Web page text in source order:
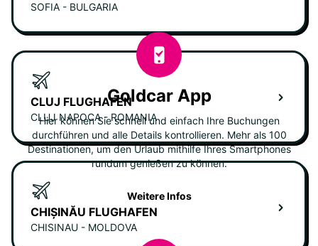
SOFIA - BULGARIA
CLUJ FLUGHAFEN
CLUJ NAPOCA - ROMANIA
CHIȘINĂU FLUGHAFEN
CHISINAU - MOLDOVA
Goldcar App
Hier können Sie schnell und einfach Ihre Buchungen
durchführen und alle Details kontrollieren. Mehr als 100
Destinationen, um den Urlaub mithilfe Ihres Smartphones
rundum genießen zu können.
Weitere Infos